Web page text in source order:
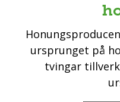
ursprunget på
tvingar